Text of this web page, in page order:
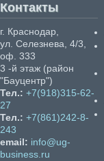
Контакты
г. Краснодар,
ул. Селезнева, 4/3,
оф. 333
3 -й этаж (район
"Бауцентр")
Тел.: +7(918)315-62-
27
Тел.: +7(861)242-8-
243
email: info@ug-
business.ru